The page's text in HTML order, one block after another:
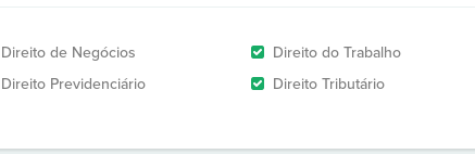
Direito de Negócios
Direito do Trabalho
Direito Previdenciário Direito Tributário